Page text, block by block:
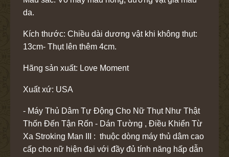
da.
Kích thước: Chiều dài dương vật khi không thụt:
13cm- Thụt lên thêm 4cm.
Hãng sản xuất: Love Moment
Xuất xứ: USA
- Máy Thủ Dâm Tự Động Cho Nữ Thụt Như Thật
Thốn Đến Tận Rốn - Dán Tường , Điều Khiển Từ
Xa Stroking Man III : thuộc dòng máy thủ dâm cao
cấp cho nữ hiện đại với đầy đủ tính năng hấp dẫn